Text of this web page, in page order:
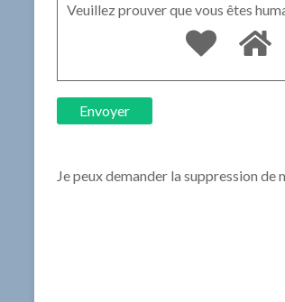
Veuillez prouver que vous êtes
Je peux demander la suppression de